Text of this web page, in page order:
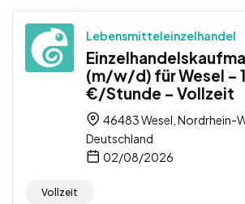
Lebensmitteleinzelhandel
(m/w/d) für Wesel –
€/Stunde – Vollzeit
46483 Wesel, Nordrhein-
Deutschland
02/08/2026
Vollzeit